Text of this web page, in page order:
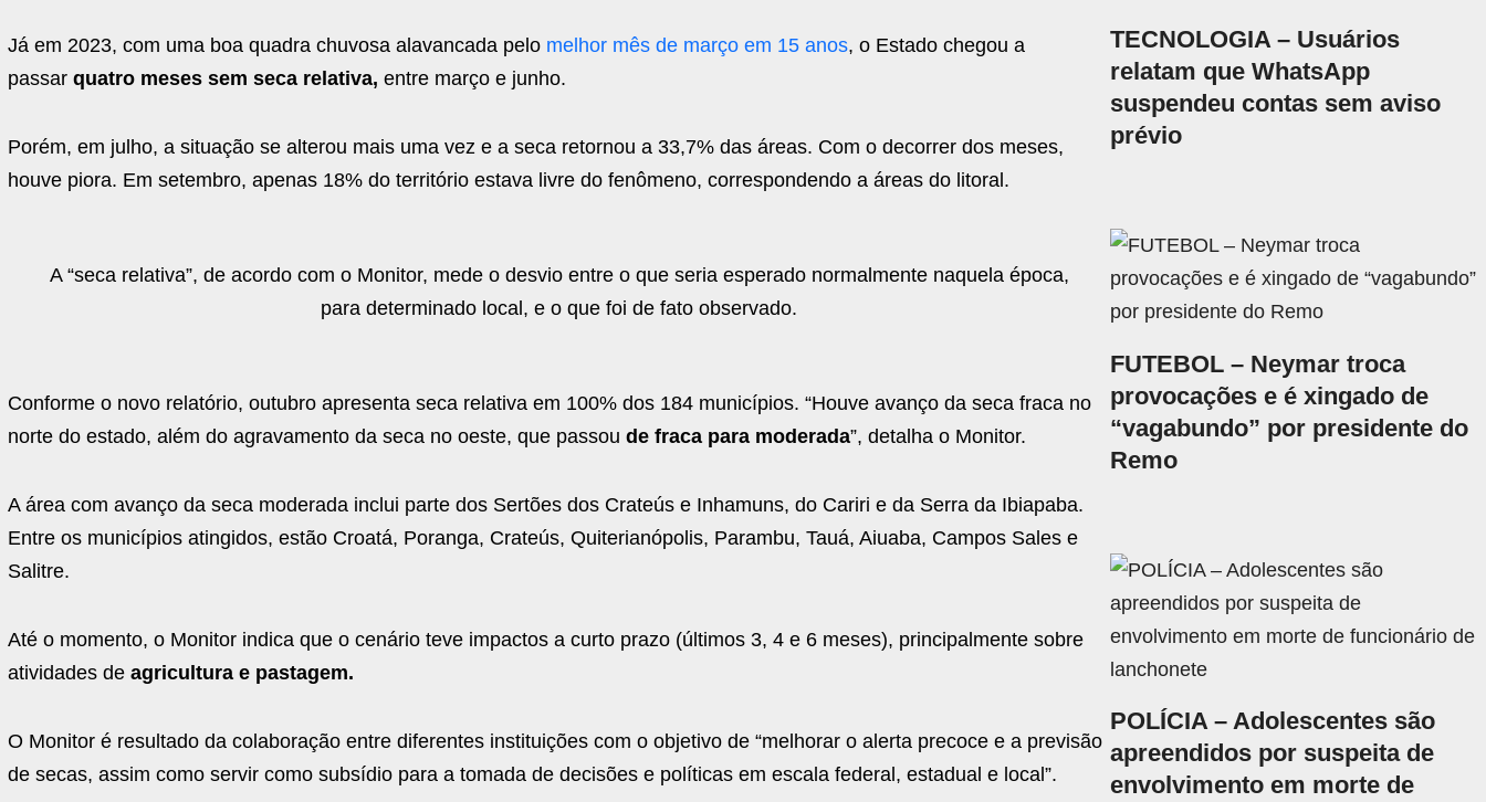
Já em 2023, com uma boa quadra chuvosa alavancada pelo melhor mês de março em 15 anos, o Estado chegou a
passarquatro meses sem seca relativa,entre março e junho.
Porém, em julho, a situação se alterou mais uma vez e a seca retornou a 33,7% das áreas. Com o decorrer dos meses,
houve piora. Em setembro, apenas 18% do território estava livre do fenômeno, correspondendo a áreas do litoral.
A “seca relativa”, de acordo com o Monitor, mede o desvio entre o que seria esperado normalmente naquela época,
para determinado local, e o que foi de fato observado.
Conforme o novo relatório, outubro apresenta seca relativa em 100% dos 184 municípios. “Houve avanço da seca fraca no
norte do estado, além do agravamento da seca no oeste, que passoude fraca para moderada”, detalha o Monitor.
A área com avanço da seca moderada inclui parte dos Sertões dos Crateús e Inhamuns, do Cariri e da Serra da Ibiapaba.
Entre os municípios atingidos, estão Croatá, Poranga, Crateús, Quiterianópolis, Parambu, Tauá, Aiuaba, Campos Sales e
Salitre.
Até o momento, o Monitor indica que o cenário teve impactos a curto prazo (últimos 3, 4 e 6 meses), principalmente sobre
atividades deagricultura e pastagem.
O Monitor é resultado da colaboração entre diferentes instituições com o objetivo de “melhorar o alerta precoce e a previsão
de secas, assim como servir como subsídio para a tomada de decisões e políticas em escala federal, estadual e local”.
TECNOLOGIA – Usuários
relatam que WhatsApp
suspendeu contas sem aviso
prévio
FUTEBOL – Neymar troca
provocações e é xingado de
“vagabundo” por presidente do
Remo
POLÍCIA – Adolescentes são
apreendidos por suspeita de
envolvimento em morte de